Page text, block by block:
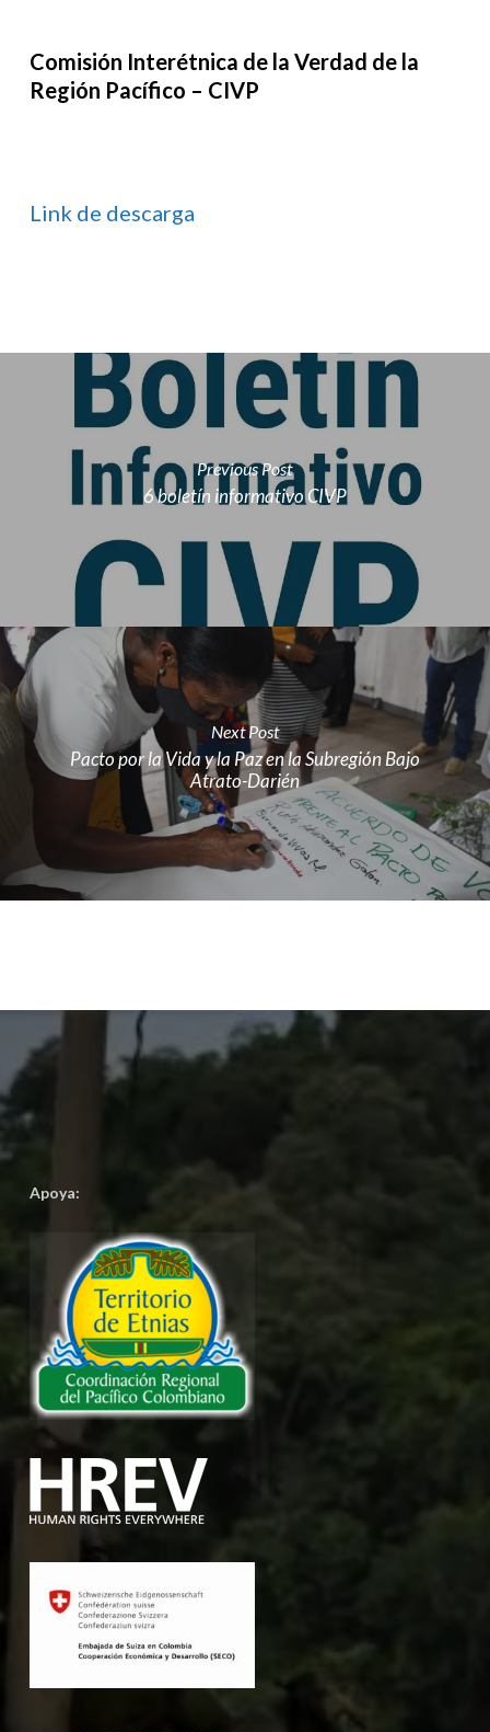
Comisión Interétnica de la Verdad de la
Región Pacífico – CIVP
Link de descarga
Previous Post
6 boletín informativo CIVP
Next Post
Pacto por la Vida y la Paz en la Subregión Bajo
Atrato-Darién
Apoya: